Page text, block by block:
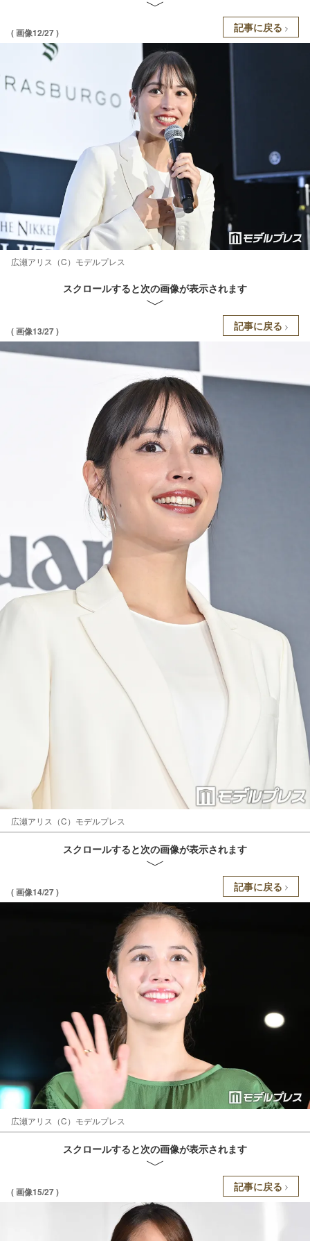
( 画像12/27 ) 記事に戻る
広瀬アリス（C）モデルプレス
スクロールすると次の画像が表示されます
( 画像13/27 ) 記事に戻る
広瀬アリス（C）モデルプレス
スクロールすると次の画像が表示されます
( 画像14/27 ) 記事に戻る
広瀬アリス（C）モデルプレス
スクロールすると次の画像が表示されます
( 画像15/27 ) 記事に戻る